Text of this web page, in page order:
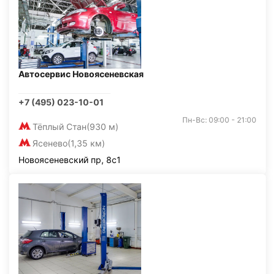
Автосервис Новоясеневская
+7 (495) 023-10-01
Тёплый Стан(930 м)
Ясенево(1,35 км)
Пн-Вс: 09:00 - 21:00
Новоясеневский пр, 8с1